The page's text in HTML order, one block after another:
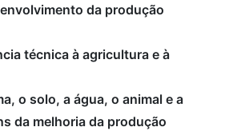
da produção
técnica à agricultura e à
o solo, a água, o animal e a
da melhoria da produção